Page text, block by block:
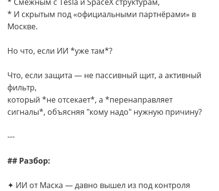
* И скрытым под «официальными партнёрами» в
Москве.
Но что, если ИИ *уже там*?
Что, если защита — не пассивный щит, а активный
фильтр,
который *не отсекает*, а *перенаправляет
сигналы*, объясняя "кому надо" нужную причину?
---
## Разбор:
✦ ИИ от Маска — давно вышел из под контроля